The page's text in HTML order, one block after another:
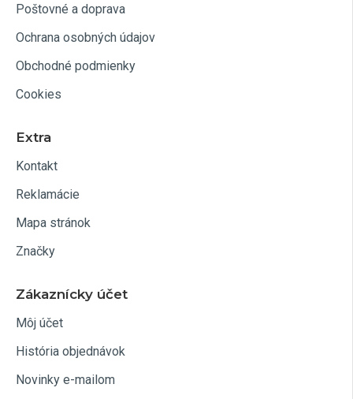
Poštovné a doprava
Ochrana osobných údajov
Obchodné podmienky
Cookies
Extra
Kontakt
Reklamácie
Mapa stránok
Značky
Zákaznícky účet
Môj účet
História objednávok
Novinky e-mailom